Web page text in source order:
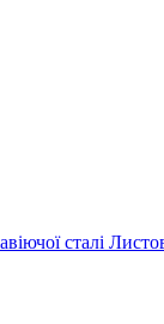
сталі